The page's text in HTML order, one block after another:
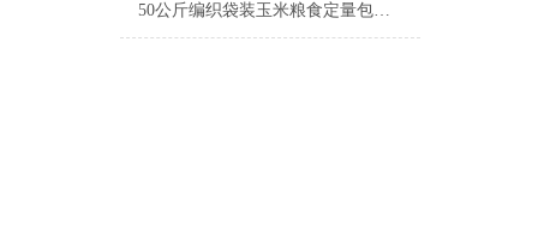
50公斤编织袋装玉米粮食定量包装秤产品简介